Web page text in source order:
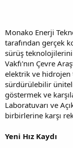
Monako Enerji
tarafından gerçek
sürüş
Vakfı'nın Çevre
elektrik ve hidrojen
sürdürülebilir
göstermek ve
Laboratuvarı ve
birbirlerine karşı
Yeni Hız Kaydı